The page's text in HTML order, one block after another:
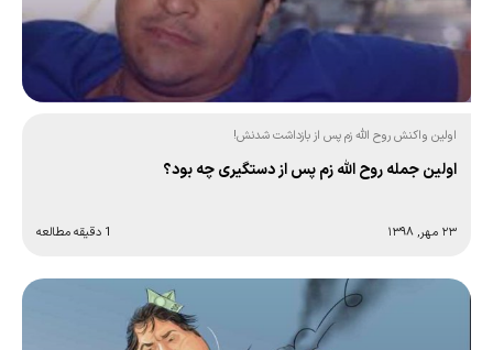
اولین واکنش روح الله زم پس از بازداشت شدنش!
اولین جمله روح الله زم پس از دستگیری چه بود؟
۲۳ مهر, ۱۳۹۸ 1 دقیقه مطالعه